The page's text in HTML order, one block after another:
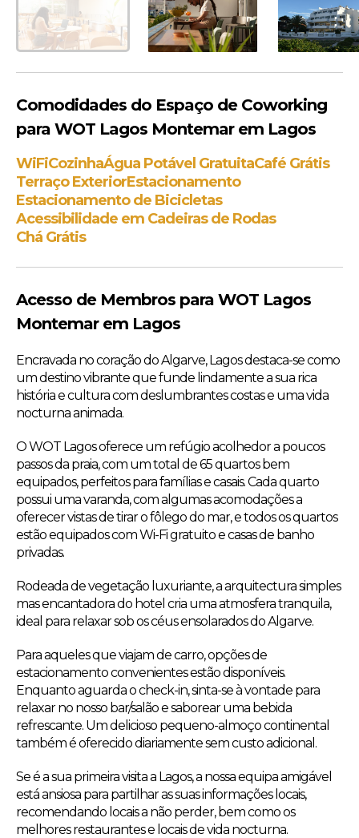
Comodidades do Espaço de Coworking
para WOT Lagos Montemar em Lagos
WiFiCozinhaÁgua Potável GratuitaCafé Grátis
Terraço ExteriorEstacionamento
Estacionamento de Bicicletas
Acessibilidade em Cadeiras de Rodas
Chá Grátis
Acesso de Membros para WOT Lagos
Montemar em Lagos
Encravada no coração do Algarve, Lagos destaca-se como
um destino vibrante que funde lindamente a sua rica
história e cultura com deslumbrantes costas e uma vida
nocturna animada.
O WOT Lagos oferece um refúgio acolhedor a poucos
passos da praia, com um total de 65 quartos bem
equipados, perfeitos para famílias e casais. Cada quarto
possui uma varanda, com algumas acomodações a
oferecer vistas de tirar o fôlego do mar, e todos os quartos
estão equipados com Wi-Fi gratuito e casas de banho
privadas.
Rodeada de vegetação luxuriante, a arquitectura simples
mas encantadora do hotel cria uma atmosfera tranquila,
ideal para relaxar sob os céus ensolarados do Algarve.
Para aqueles que viajam de carro, opções de
estacionamento convenientes estão disponíveis.
Enquanto aguarda o check-in, sinta-se à vontade para
relaxar no nosso bar/salão e saborear uma bebida
refrescante. Um delicioso pequeno-almoço continental
também é oferecido diariamente sem custo adicional.
Se é a sua primeira visita a Lagos, a nossa equipa amigável
está ansiosa para partilhar as suas informações locais,
recomendando locais a não perder, bem como os
melhores restaurantes e locais de vida nocturna.